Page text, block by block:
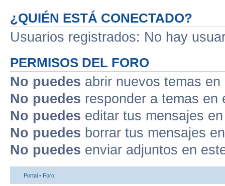
¿QUIÉN ESTÁ CONECTADO?
Usuarios registrados: No hay
PERMISOS DEL FORO
No puedes abrir nuevos temas
No puedes responder a temas en
No puedes editar tus mensajes
No puedes borrar tus mensajes
No puedes enviar adjuntos en
Portal • Foro